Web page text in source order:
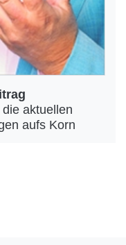
aktuellen
aufs Korn